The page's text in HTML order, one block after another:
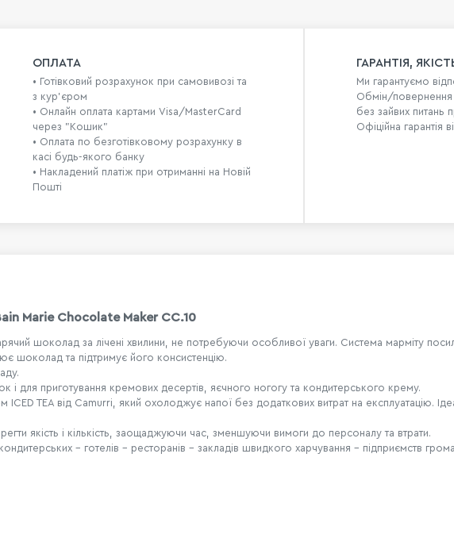
ОПЛАТА
• Готівковий розрахунок при самовивозі та
з кур’єром
• Онлайн оплата картами Visa/MasterCard
через "Кошик"
• Оплата по безготівковому розрахунку в
касі будь-якого банку
• Накладений платіж при отриманні на Новій
Пошті
ГАРАНТІЯ,
Ми гарантуємо
Обмін/повернення
без зайвих питань
Офіційна гарантія
Marie Chocolate Maker CC.10
шоколад за лічені хвилини, не потребуючи особливої уваги. Система марміту
шоколад та підтримує його консистенцію.
і для приготування кремових десертів, яєчного ногогу та кондитерського крему.
TEA від Camurri, який охолоджує напої без додаткових витрат на експлуатацію.
якість і кількість, заощаджуючи час, зменшуючи вимоги до персоналу та втрати.
– готелів – ресторанів – закладів швидкого харчування – підприємств